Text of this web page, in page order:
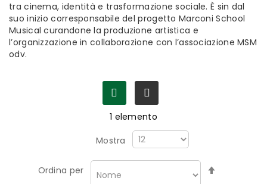
tra cinema, identità e trasformazione sociale. È sin dal
suo inizio corresponsabile del progetto Marconi School
Musical curandone la produzione artistica e
l’organizzazione in collaborazione con l’associazione MSM
odv.
1 elemento
Mostra
Ordina per